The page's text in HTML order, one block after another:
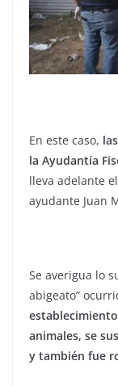
En este caso,
la Ayudantía
lleva adelante
ayudante Juan
Se averigua lo
abigeato”
animales, se
y también fue